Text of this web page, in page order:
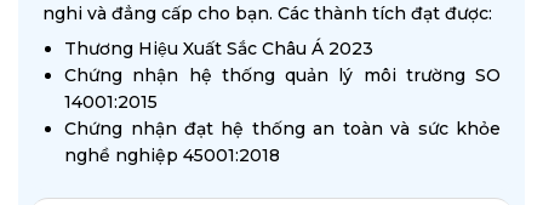
nghi và đẳng cấp cho bạn. Các thành tích đạt được:
Thương Hiệu Xuất Sắc Châu Á 2023
Chứng nhận hệ thống quản lý môi trường SO
14001:2015
Chứng nhận đạt hệ thống an toàn và sức khỏe
nghề nghiệp 45001:2018